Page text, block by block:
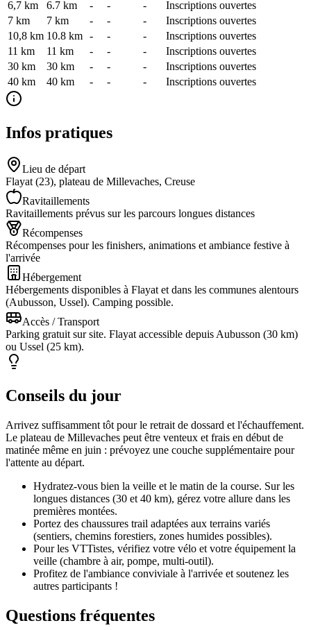
6,7 km
6.7 km - - -
Inscriptions ouvertes
7 km
7 km - - -
Inscriptions ouvertes
10,8 km 10.8 km - - -
Inscriptions ouvertes
11 km
11 km - - -
Inscriptions ouvertes
30 km
30 km - - -
Inscriptions ouvertes
40 km
40 km - - - Inscriptions ouvertes
Infos pratiques
Lieu de départ
Flayat (23), plateau de Millevaches, Creuse
Ravitaillements
Ravitaillements prévus sur les parcours longues distances
Récompenses
Récompenses pour les finishers, animations et ambiance festive à
l'arrivée
Hébergement
Hébergements disponibles à Flayat et dans les communes alentours
(Aubusson, Ussel). Camping possible.
Accès / Transport
Parking gratuit sur site. Flayat accessible depuis Aubusson (30 km)
ou Ussel (25 km).
Conseils du jour
Arrivez suffisamment tôt pour le retrait de dossard et l'échauffement.
Le plateau de Millevaches peut être venteux et frais en début de
matinée même en juin : prévoyez une couche supplémentaire pour
l'attente au départ.
Hydratez-vous bien la veille et le matin de la course. Sur les
longues distances (30 et 40 km), gérez votre allure dans les
premières montées.
Portez des chaussures trail adaptées aux terrains variés
(sentiers, chemins forestiers, zones humides possibles).
Pour les VTTistes, vérifiez votre vélo et votre équipement la
veille (chambre à air, pompe, multi-outil).
Profitez de l'ambiance conviviale à l'arrivée et soutenez les
autres participants !
Questions fréquentes